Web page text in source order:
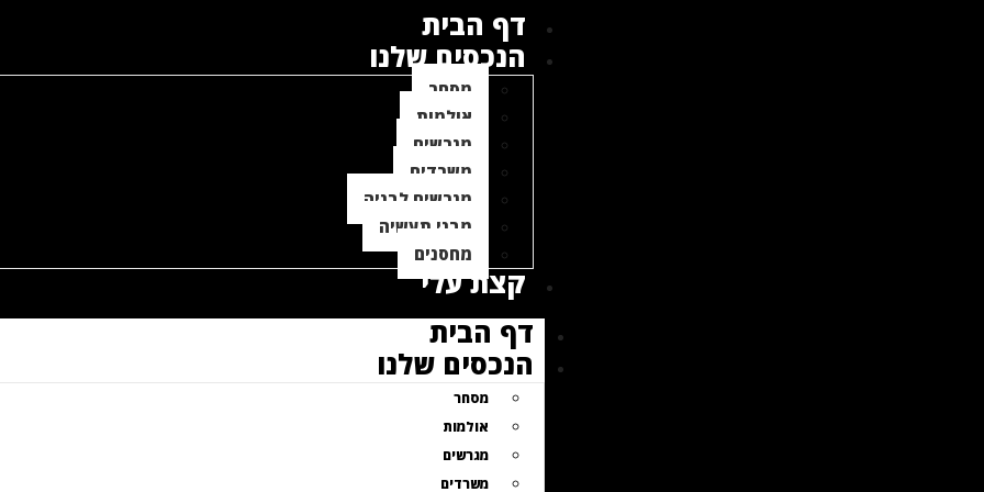
דף הבית
הנכסים שלנו
מסחר
אולמות
מגרשים
משרדים
מגרשים לבניה
מבני תעשיה
מחסנים
קצת עלי
דף הבית
הנכסים שלנו
מסחר
אולמות
מגרשים
משרדים